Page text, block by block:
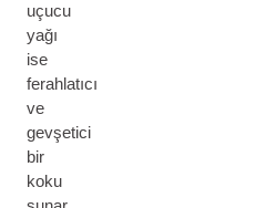
uçucu
yağı
ise
ferahlatıcı
ve
gevşetici
bir
koku